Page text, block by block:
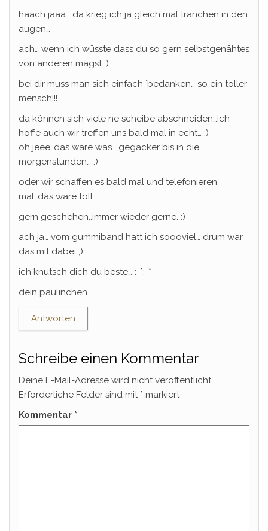
haach jaaa… da krieg ich ja gleich mal tränchen in den
augen…
ach… wenn ich wüsste dass du so gern selbstgenähtes
von anderen magst ;)
bei dir muss man sich einfach ´bedanken… so ein toller
mensch!!!
da können sich viele ne scheibe abschneiden…ich
hoffe auch wir treffen uns bald mal in echt… :)
oh jeee..das wäre was… gegacker bis in die
morgenstunden… :)
oder wir schaffen es bald mal und telefonieren
mal..das wäre toll…
gern geschehen..immer wieder gerne. :)
ach ja… vom gummiband hatt ich soooviel… drum war
das mit dabei ;)
ich knutsch dich du beste… :-*:-*
dein paulinchen
Antworten
Schreibe einen Kommentar
Deine E-Mail-Adresse wird nicht veröffentlicht.
Erforderliche Felder sind mit * markiert
Kommentar *